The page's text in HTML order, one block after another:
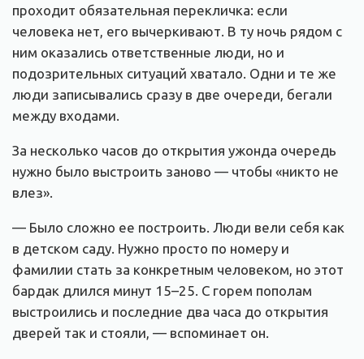
проходит обязательная перекличка: если
человека нет, его вычеркивают. В ту ночь рядом с
ним оказались ответственные люди, но и
подозрительных ситуаций хватало. Одни и те же
люди записывались сразу в две очереди, бегали
между входами.
За несколько часов до открытия ужонда очередь
нужно было выстроить заново — чтобы «никто не
влез».
— Было сложно ее построить. Люди вели себя как
в детском саду. Нужно просто по номеру и
фамилии стать за конкретным человеком, но этот
бардак длился минут 15–25. С горем пополам
выстроились и последние два часа до открытия
дверей так и стояли, — вспоминает он.